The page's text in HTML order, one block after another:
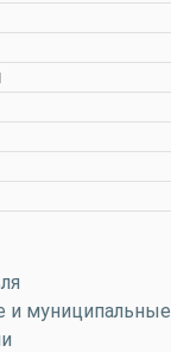
и муниципальные